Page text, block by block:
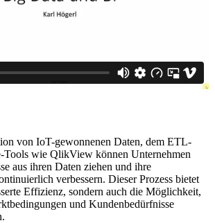
von IoT-gewonnenen Daten, dem ETL-
Tools wie QlikView können Unternehmen
aus ihren Daten ziehen und ihre
verbessern. Dieser Prozess bietet
Effizienz, sondern auch die Möglichkeit,
und Kundenbedürfnisse